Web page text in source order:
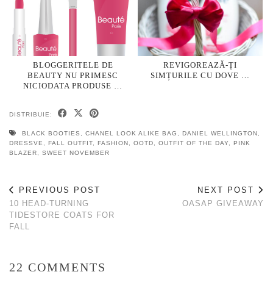
BLOGGERITELE DE
BEAUTY NU PRIMESC
NICIODATA PRODUSE …
REVIGOREAZĂ-ȚI
SIMȚURILE CU DOVE …
DISTRIBUIE:
BLACK BOOTIES CHANEL LOOK ALIKE BAG DANIEL WELLINGTON
DRESSVE
FALL OUTFIT FASHION OOTD OUTFIT OF THE DAY
PINK
BLAZER
SWEET NOVEMBER
PREVIOUS POST
10 HEAD-TURNING
TIDESTORE COATS FOR
FALL
NEXT POST
OASAP GIVEAWAY
22 COMMENTS